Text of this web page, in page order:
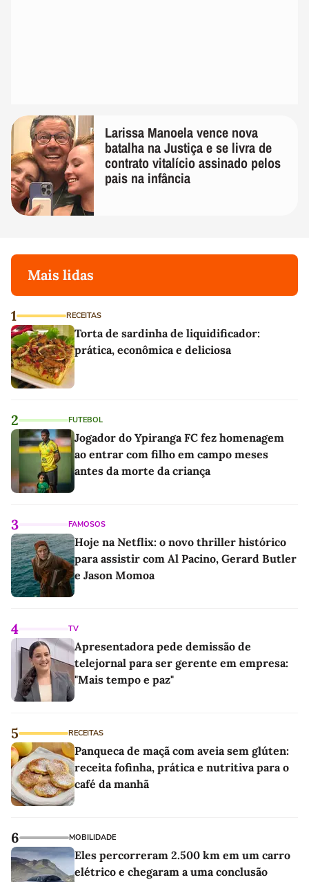
Larissa Manoela vence nova
batalha na Justiça e se livra de
contrato vitalício assinado pelos
pais na infância
Mais lidas
1 RECEITAS
Torta de sardinha de liquidificador:
prática, econômica e deliciosa
2 FUTEBOL
Jogador do Ypiranga FC fez homenagem
ao entrar com filho em campo meses
antes da morte da criança
3 FAMOSOS
Hoje na Netflix: o novo thriller histórico
para assistir com Al Pacino, Gerard Butler
e Jason Momoa
4 TV
Apresentadora pede demissão de
telejornal para ser gerente em empresa:
"Mais tempo e paz"
5 RECEITAS
Panqueca de maçã com aveia sem glúten:
receita fofinha, prática e nutritiva para o
café da manhã
6 MOBILIDADE
Eles percorreram 2.500 km em um carro
elétrico e chegaram a uma conclusão